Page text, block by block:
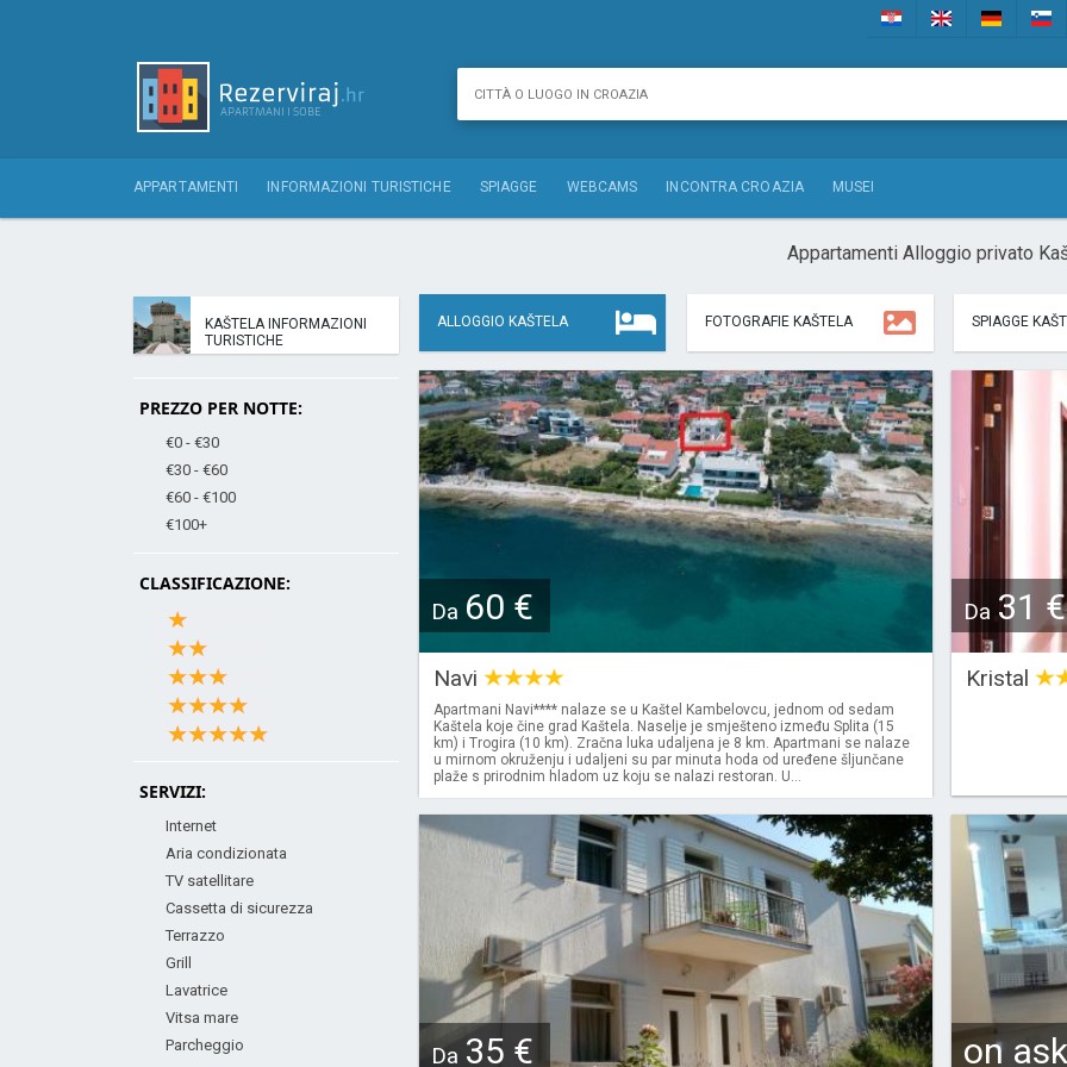
APPARTAMENTI INFORMAZIONI TURISTICHE SPIAGGE WEBCAMS INCONTRA CROAZIA MUSEI
KAŠTELA INFORMAZIONI
TURISTICHE
PREZZO PER NOTTE:
€0 - €30
€30 - €60
€60 - €100
€100+
CLASSIFICAZIONE:
SERVIZI:
Internet
Aria condizionata
TV satellitare
Cassetta di sicurezza
Terrazzo
Grill
Lavatrice
Vitsa mare
Parcheggio
Appartamenti Alloggio privato
ALLOGGIO KAŠTELA FOTOGRAFIE KAŠTELA SPIAGGE
Da 60 €
Navi
Apartmani Navi**** nalaze se u Kaštel Kambelovcu, jednom od sedam
Kaštela koje čine grad Kaštela. Naselje je smješteno između Splita (15
km) i Trogira (10 km). Zračna luka udaljena je 8 km. Apartmani se nalaze
u mirnom okruženju i udaljeni su par minuta hoda od uređene šljunčane
plaže s prirodnim hladom uz koju se nalazi restoran. U...
Da 31 €
Kristal
Da 35 € on ask